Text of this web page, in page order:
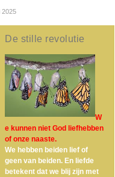
2025
De stille revolutie
W
e kunnen niet God liefhebben
of onze naaste.
We hebben beiden lief of
geen van beiden. En liefde
betekent dat we blij zijn met